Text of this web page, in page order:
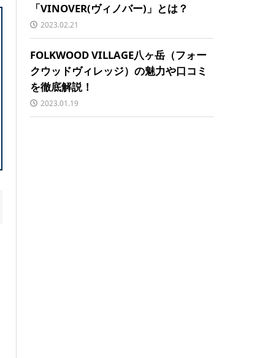
「VINOVER(ヴィノバー)」とは？
2023.02.21
FOLKWOOD VILLAGE八ヶ岳（フォー
クウッドヴィレッジ）の魅力や口コミ
を徹底解説！
2023.01.19